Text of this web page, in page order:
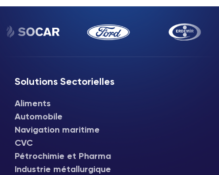
Solutions Sectorielles
Aliments
Automobile
Navigation maritime
CVC
Pétrochimie et Pharma
Industrie métallurgique